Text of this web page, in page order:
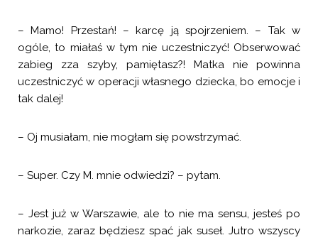
– Mamo! Przestań! – karcę ją spojrzeniem. – Tak w
ogóle, to miałaś w tym nie uczestniczyć! Obserwować
zabieg zza szyby, pamiętasz?! Matka nie powinna
uczestniczyć w operacji własnego dziecka, bo emocje i
tak dalej!
– Oj musiałam, nie mogłam się powstrzymać.
– Super. Czy M. mnie odwiedzi? – pytam.
– Jest już w Warszawie, ale to nie ma sensu, jesteś po
narkozie, zaraz będziesz spać jak suseł. Jutro wszyscy